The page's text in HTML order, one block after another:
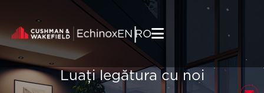
EN|RO
Luați legătura cu noi